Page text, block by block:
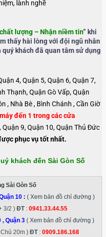
lành nghề
lượng – Nhận niềm tin” khi
thấy hài lòng với đội ngũ nhân
quý khách đã quan tâm sử dụng
4, Quận 5, Quận 6, Quận 7,
Thạnh, Quận Gò Vấp, Quận
, Nhà Bè , Bình Chánh , Cần Giờ
đến 1 trong các cửa
Quận 9, Quận 10, Quận Thủ Đức
phục vụ tốt nhất.
khách đến Sài Gòn Số
Sài Gòn Số
10: ( Xem bản đồ chỉ đường )
3/2 ) ĐT: 0941.33.44.55
, Quận 3 ( Xem bản đồ chỉ đường )
20m ) ĐT: 0909.186.168